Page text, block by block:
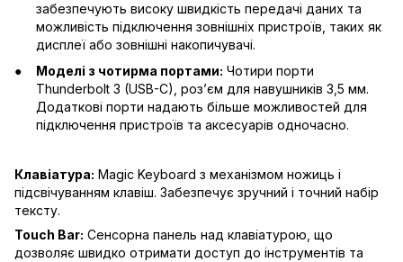
забезпечують високу швидкість передачі даних та
можливість підключення зовнішніх пристроїв, таких як
дисплеї або зовнішні накопичувачі.
Моделі з чотирма портами: Чотири порти
Thunderbolt 3 (USB-C), роз’єм для навушників 3,5 мм.
Додаткові порти надають більше можливостей для
підключення пристроїв та аксесуарів одночасно.
Клавіатура: Magic Keyboard з механізмом ножиць і
підсвічуванням клавіш. Забезпечує зручний і точний набір
тексту.
Touch Bar: Сенсорна панель над клавіатурою, що
дозволяє швидко отримати доступ до інструментів та